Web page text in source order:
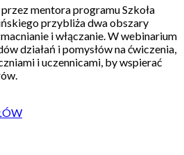
mentora programu Szkoła
przybliża dwa obszary
i włączanie. W webinarium
działań i pomysłów na ćwiczenia,
i uczennicami, by wspierać